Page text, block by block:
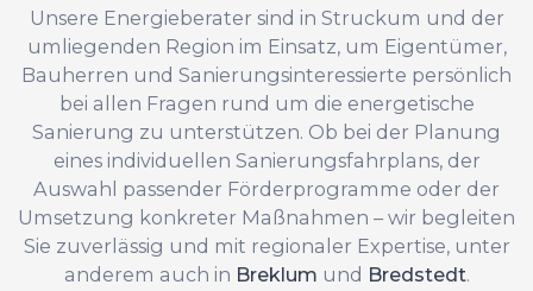
Unsere Energieberater sind in Struckum und der
umliegenden Region im Einsatz, um Eigentümer,
Bauherren und Sanierungsinteressierte persönlich
bei allen Fragen rund um die energetische
Sanierung zu unterstützen. Ob bei der Planung
eines individuellen Sanierungsfahrplans, der
Auswahl passender Förderprogramme oder der
Umsetzung konkreter Maßnahmen – wir begleiten
Sie zuverlässig und mit regionaler Expertise, unter
anderem auch in Breklum und Bredstedt.